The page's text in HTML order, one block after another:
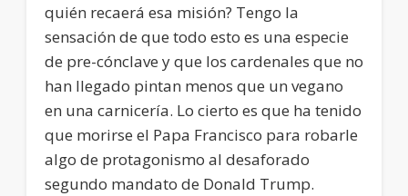
quién recaerá esa misión? Tengo la
sensación de que todo esto es una especie
de pre-cónclave y que los cardenales que no
han llegado pintan menos que un vegano
en una carnicería. Lo cierto es que ha tenido
que morirse el Papa Francisco para robarle
algo de protagonismo al desaforado
segundo mandato de Donald Trump.